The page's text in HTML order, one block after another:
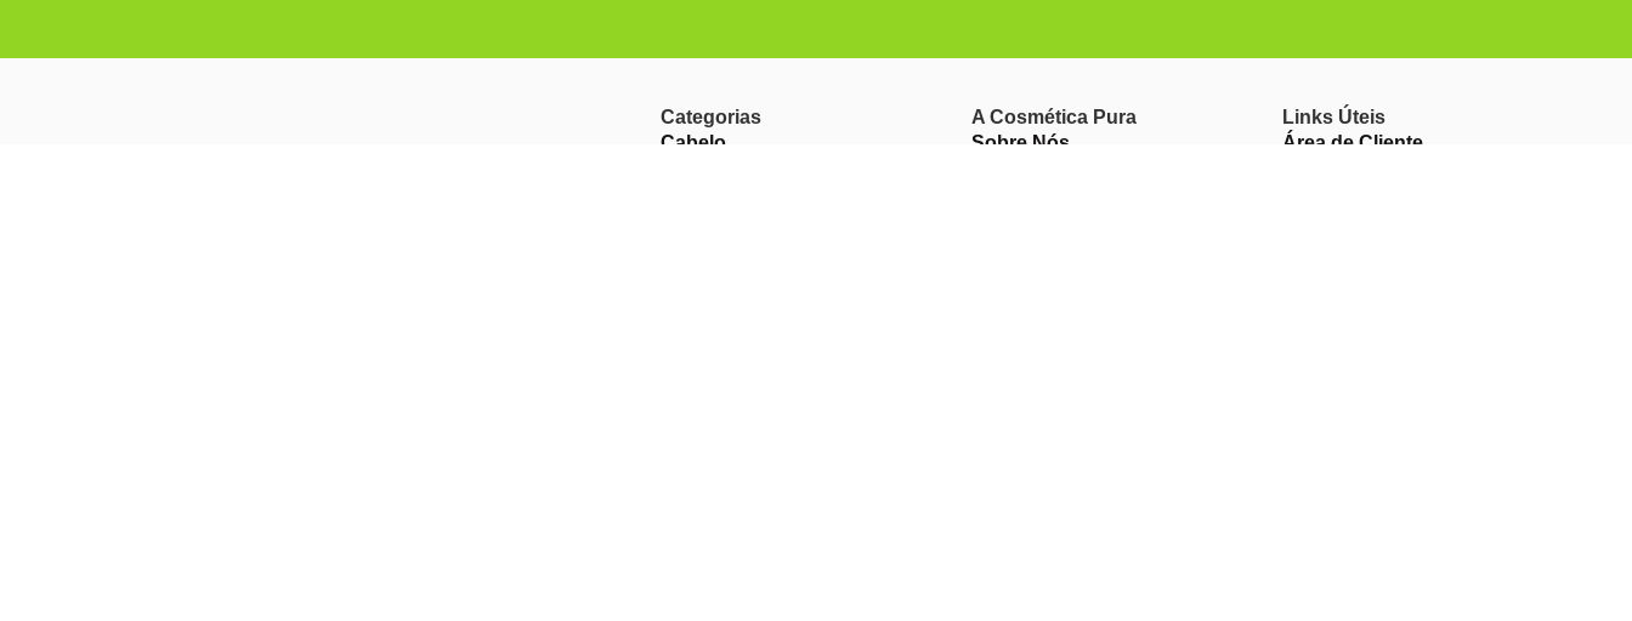
Categorias
Cabelo
A Cosmética Pura
Sobre Nós
Links Úteis
Área de Cliente